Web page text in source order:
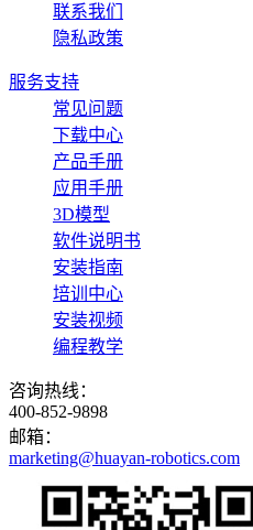
联系我们
隐私政策
服务支持
常见问题
下载中心
产品手册
应用手册
3D模型
软件说明书
安装指南
培训中心
安装视频
编程教学
咨询热线：
400-852-9898
邮箱：
marketing@huayan-robotics.com